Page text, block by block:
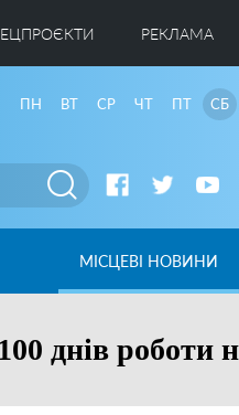
РЕКЛАМА
ПН ВТ СР ЧТ ПТ СБ
МІСЦЕВІ НОВИНИ
днів роботи